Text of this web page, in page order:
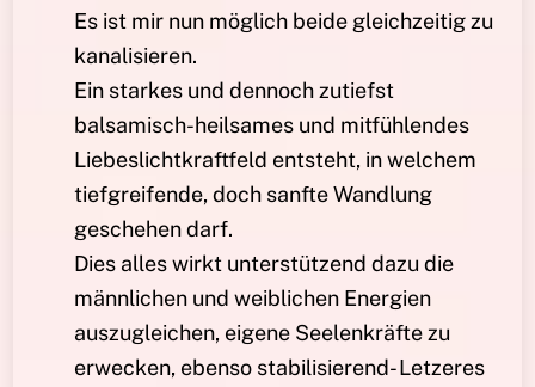
Es ist mir nun möglich beide gleichzeitig zu
kanalisieren.
Ein starkes und dennoch zutiefst
balsamisch-heilsames und mitfühlendes
Liebeslichtkraftfeld entsteht, in welchem
tiefgreifende, doch sanfte Wandlung
geschehen darf.
Dies alles wirkt unterstützend dazu die
männlichen und weiblichen Energien
auszugleichen, eigene Seelenkräfte zu
erwecken, ebenso stabilisierend- Letzeres